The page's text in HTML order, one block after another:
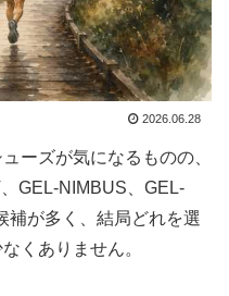
2026.06.28
ーズが気になるものの、
GEL-NIMBUS、GEL-
補が多く、結局どれを選
くありません。